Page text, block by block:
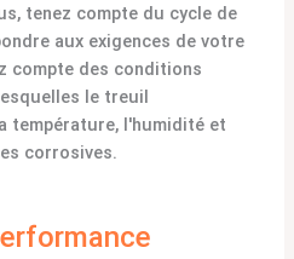
tenez compte du cycle de
aux exigences de votre
compte des conditions
le treuil
température, l'humidité et
corrosives.